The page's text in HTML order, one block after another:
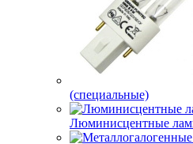
(специальные)
Люминисцентные